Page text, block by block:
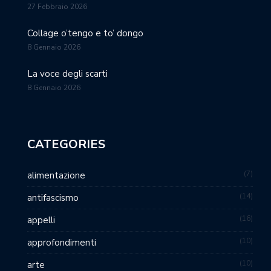
27 Febbraio 2026
Collage o’tengo e to’ dongo
8 Gennaio 2026
La voce degli scarti
8 Gennaio 2026
CATEGORIES
alimentazione 7
antifascismo 14
appelli 16
approfondimenti 10
arte 10